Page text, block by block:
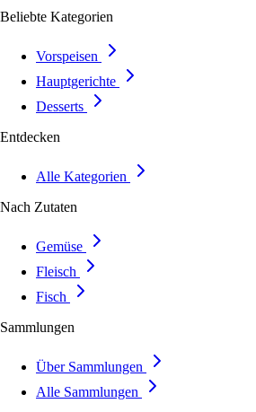
Beliebte Kategorien
Vorspeisen
Hauptgerichte
Desserts
Entdecken
Alle Kategorien
Nach Zutaten
Gemüse
Fleisch
Fisch
Sammlungen
Über Sammlungen
Alle Sammlungen